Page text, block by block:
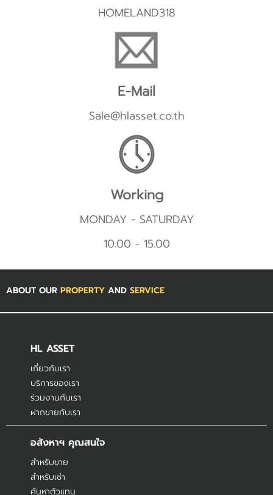
HOMELAND318
E-Mail
Sale@hlasset.co.th
Working
MONDAY - SATURDAY
10.00 - 15.00
ABOUT OUR PROPERTY AND SERVICE
HL ASSET
เกี่ยวกับเรา
บริการของเรา
ร่วมงานกับเรา
ฝากขายกับเรา
อสังหาฯ คุณสนใจ
สำหรับขาย
สำหรับเช่า
ค้นหาตัวแทน